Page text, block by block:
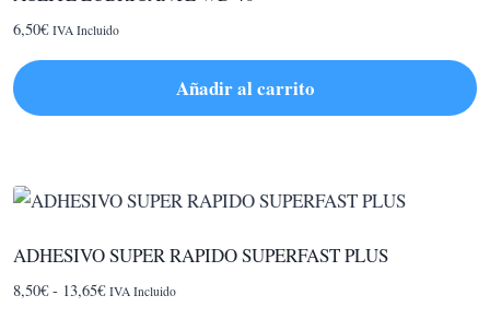
opciones
se
pueden
la
de
producto
6,50€ IVA Incluido
Añadir al carrito
ADHESIVO SUPER RAPIDO SUPERFAST PLUS
8,50€ - 13,65€Rango
IVA Incluido